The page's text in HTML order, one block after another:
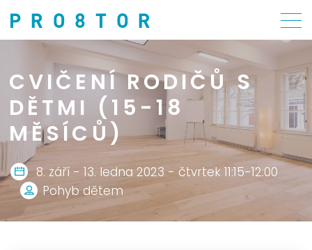
CVIČENÍ RODIČŮ S
DĚTMI (15-18
MĚSÍCŮ)
8. září - 13. ledna 2023 - čtvrtek 11:15-12:00
Pohyb dětem